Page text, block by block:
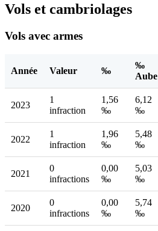
Vols et cambriolages
Vols avec armes
Année Valeur ‰
‰
Aube
2023
1
infraction
1,56
‰
6,12
‰
2022
1
infraction
1,96
‰
5,48
‰
2021
0
infractions
0,00
‰
5,03
‰
2020
0
infractions
0,00
‰
5,74
‰